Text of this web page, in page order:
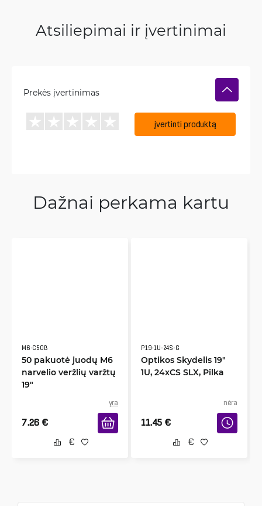
Atsiliepimai ir įvertinimai
Prekės įvertinimas
įvertinti produktą
Dažnai perkama kartu
M6-C50B
50 pakuotė juodų M6
narvelio veržlių varžtų
19"
yra
7.26 €
P19-1U-24S-G
Optikos Skydelis 19"
1U, 24xCS SLX, Pilka
nėra
11.45 €